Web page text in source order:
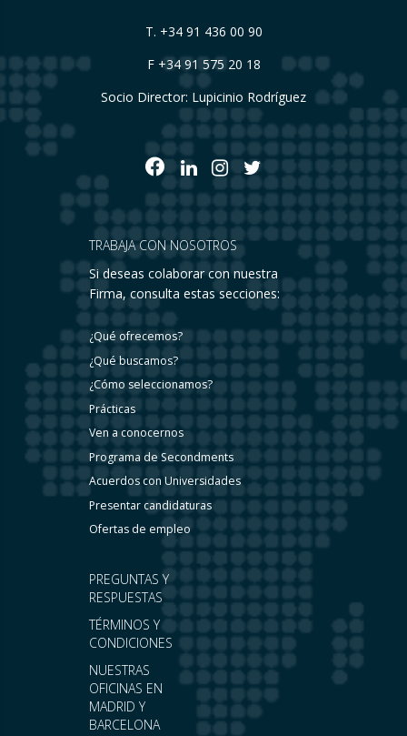
T. +34 91 436 00 90
F +34 91 575 20 18
Socio Director: Lupicinio Rodríguez
PREGUNTAS Y
RESPUESTAS
TÉRMINOS Y
CONDICIONES
NUESTRAS
OFICINAS EN
MADRID Y
BARCELONA
TRABAJA CON NOSOTROS
Si deseas colaborar con nuestra
Firma, consulta estas secciones:
¿Qué ofrecemos?
¿Qué buscamos?
¿Cómo seleccionamos?
Prácticas
Ven a conocernos
Programa de Secondments
Acuerdos con Universidades
Presentar candidaturas
Ofertas de empleo